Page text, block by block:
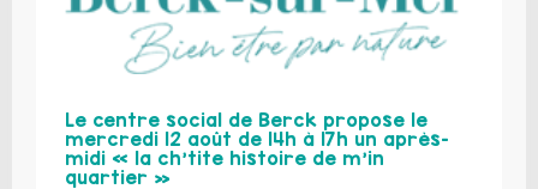
Le centre social de Berck propose le
mercredi 12 août de 14h à 17h un après-
midi « la ch’tite histoire de m’in
quartier »